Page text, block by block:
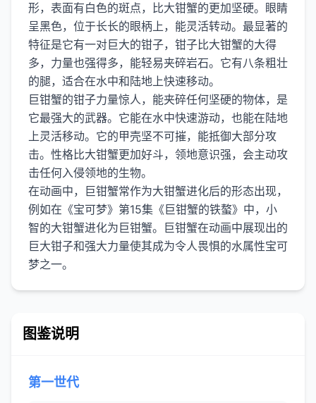
形，表面有白色的斑点，比大钳蟹的更加坚硬。眼睛
呈黑色，位于长长的眼柄上，能灵活转动。最显著的
特征是它有一对巨大的钳子，钳子比大钳蟹的大得
多，力量也强得多，能轻易夹碎岩石。它有八条粗壮
的腿，适合在水中和陆地上快速移动。
巨钳蟹的钳子力量惊人，能夹碎任何坚硬的物体，是
它最强大的武器。它能在水中快速游动，也能在陆地
上灵活移动。它的甲壳坚不可摧，能抵御大部分攻
击。性格比大钳蟹更加好斗，领地意识强，会主动攻
击任何入侵领地的生物。
在动画中，巨钳蟹常作为大钳蟹进化后的形态出现，
例如在《宝可梦》第15集《巨钳蟹的铁螯》中，小
智的大钳蟹进化为巨钳蟹。巨钳蟹在动画中展现出的
巨大钳子和强大力量使其成为令人畏惧的水属性宝可
图鉴说明
第一世代